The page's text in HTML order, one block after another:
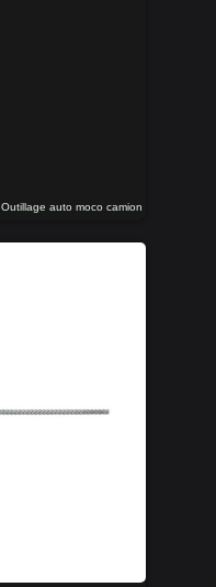
Outillage auto moco camion